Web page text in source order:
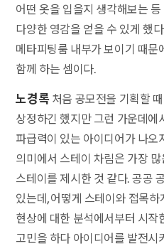
어떤 옷을 입을지 생각해보는
다양한 영감을 얻을 수 있게 했
메타피팅룸 내부가 보이기 때문
함께 하는 셈이다.
노경록처음 공모전을 기획할
상정하긴 했지만 그런 가운데에
파급력이 있는 아이디어가 나오
의미에서 스테이 차림은 가장
스테이를 제시한 것 같다. 공공
있는데, 어떻게 스테이와 접목하
현상에 대한 분석에서부터 시작
고민을 하다 아이디어를 발전시